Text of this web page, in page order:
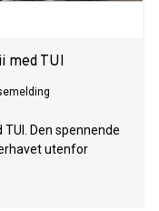
med TUI
Den spennende
utenfor